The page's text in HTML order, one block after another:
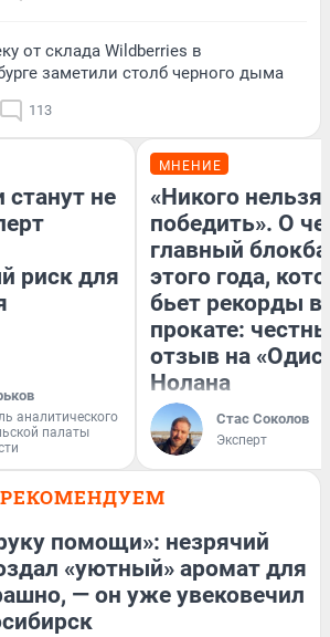
от склада Wildberries в
заметили столб черного дыма
113
станут не
риск для
аналитического
палаты
МНЕНИЕ
«Никого нельзя
победить». О
главный
этого года,
бьет рекорды в
прокате:
отзыв на
Нолана
Стас Соколов
Эксперт
РЕКОМЕНДУЕМ
помощи»: незрячий
«уютный» аромат для
— он уже увековечил